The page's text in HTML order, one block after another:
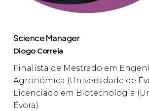
Science Manager
Diogo Correia
Finalista de Mestrado em
Agronómica (Universidade de
Licenciado em Biotecnologia
Évora)